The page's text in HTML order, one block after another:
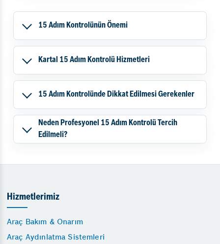
15 Adım Kontrolünün Önemi
Kartal 15 Adım Kontrolü Hizmetleri
15 Adım Kontrolünde Dikkat Edilmesi Gerekenler
Neden Profesyonel 15 Adım Kontrolü Tercih
Edilmeli?
Hizmetlerimiz
Araç Bakım & Onarım
Araç Aydınlatma Sistemleri